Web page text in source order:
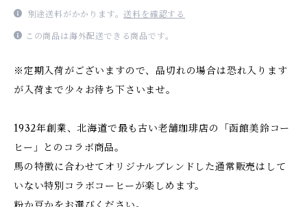
別途送料がかかります。送料を確認する
この商品は海外配送できる商品です。
※定期入荷がございますので、品切れの場合は恐れ入ります
が入荷まで少々お待ち下さいませ。
1932年創業、北海道で最も古い老舗珈琲店の「函館美鈴コー
ヒー」とのコラボ商品。
馬の特徴に合わせてオリジナルブレンドした通常販売はして
いない特別コラボコーヒーが楽しめます。